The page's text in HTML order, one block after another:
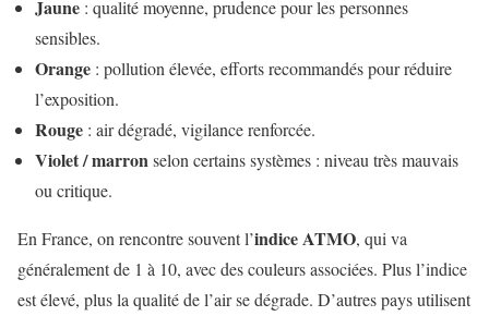
Jaune : qualité moyenne, prudence pour les personnes
sensibles.
Orange : pollution élevée, efforts recommandés pour réduire
l’exposition.
Rouge : air dégradé, vigilance renforcée.
Violet / marron selon certains systèmes : niveau très mauvais
ou critique.
En France, on rencontre souvent l’indice ATMO, qui va
généralement de 1 à 10, avec des couleurs associées. Plus l’indice
est élevé, plus la qualité de l’air se dégrade. D’autres pays utilisent